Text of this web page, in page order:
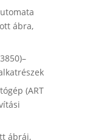
ábra,
(ART
ábrái,